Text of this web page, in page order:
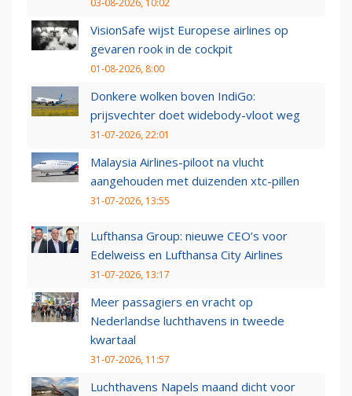
03-08-2026, 10:02
VisionSafe wijst Europese airlines op
gevaren rook in de cockpit
01-08-2026, 8:00
Donkere wolken boven IndiGo:
prijsvechter doet widebody-vloot weg
31-07-2026, 22:01
Malaysia Airlines-piloot na vlucht
aangehouden met duizenden xtc-pillen
31-07-2026, 13:55
Lufthansa Group: nieuwe CEO’s voor
Edelweiss en Lufthansa City Airlines
31-07-2026, 13:17
Meer passagiers en vracht op
Nederlandse luchthavens in tweede
kwartaal
31-07-2026, 11:57
Luchthavens Napels maand dicht voor